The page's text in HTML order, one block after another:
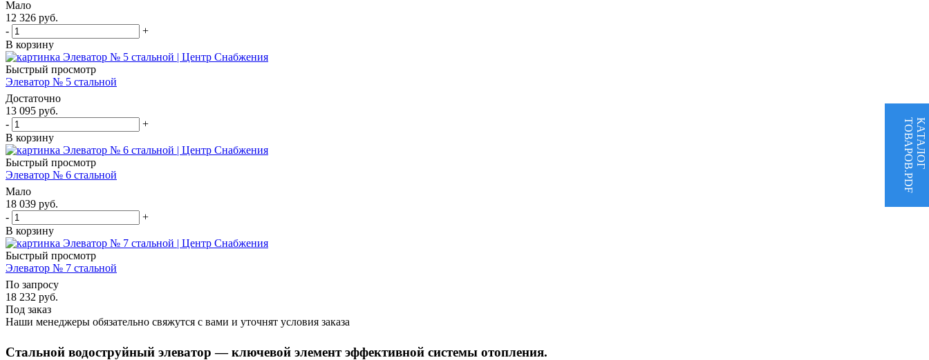
Мало
12 326 руб.
-
+
В корзину
Быстрый просмотр
Элеватор № 5 стальной
Достаточно
13 095 руб.
-
+
В корзину
Быстрый просмотр
Элеватор № 6 стальной
Мало
18 039 руб.
-
+
В корзину
Быстрый просмотр
Элеватор № 7 стальной
По запросу
18 232 руб.
Под заказ
Наши менеджеры обязательно свяжутся с вами и уточнят условия заказа
Стальной водоструйный элеватор — ключевой элемент эффективной системы отопления.
КАТАЛОГ
ТОВАРОВ.PDF